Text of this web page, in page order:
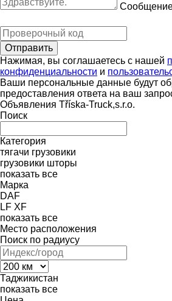
Нажимая, вы соглашаетесь с нашей
конфиденциальности и
Ваши персональные данные будут
предоставления ответа на ваш
Объявления Tříska-Truck,s.r.o.
Поиск
Категория
тягачи грузовики
грузовики шторы
показать все
Марка
DAF
LF XF
показать все
Место расположения
Поиск по радиусу
Таджикистан
показать все